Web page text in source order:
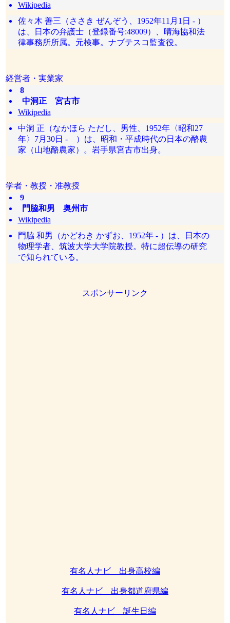
Wikipedia
佐々木 善三（ささき ぜんぞう、1952年11月1日 - ）
は、日本の弁護士（登録番号:48009）、晴海協和法
律事務所所属。元検事。ナブテスコ監査役。
経営者・実業家
8
中洞正 宮古市
Wikipedia
中洞 正（なかほら ただし、男性、1952年〈昭和27
年〉7月30日 - ）は、昭和・平成時代の日本の酪農
家（山地酪農家）。岩手県宮古市出身。
学者・教授・准教授
9
門脇和男 奥州市
Wikipedia
門脇 和男（かどわき かずお、1952年 - ）は、日本の
物理学者、筑波大学大学院教授。特に超伝導の研究
で知られている。
スポンサーリンク
有名人ナビ 出身高校編
有名人ナビ 出身都道府県編
有名人ナビ 誕生日編